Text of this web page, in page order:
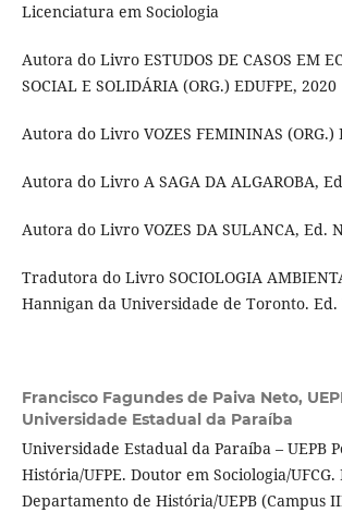
Licenciatura em Sociologia
Autora do Livro ESTUDOS DE CASOS EM
SOCIAL E SOLIDÁRIA (ORG.) EDUFPE, 2020
Autora do Livro VOZES FEMININAS (ORG.)
Autora do Livro A SAGA DA ALGAROBA,
Autora do Livro VOZES DA SULANCA, Ed.
Tradutora do Livro SOCIOLOGIA
Hannigan da Universidade de Toronto. Ed.
Francisco Fagundes de Paiva Neto,
Universidade Estadual da Paraíba
Universidade Estadual da Paraíba – UEPB
História/UFPE. Doutor em Sociologia/
Departamento de História/UEPB (Campus